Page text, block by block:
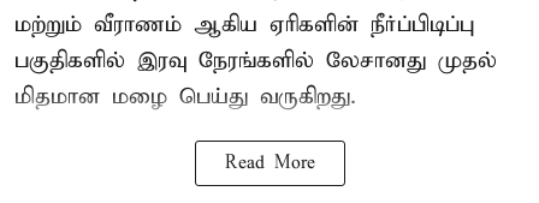
மற்றும் வீராணம் ஆகிய ஏரிகளின் நீர்ப்பிடிப்பு
பகுதிகளில் இரவு நேரங்களில் லேசானது முதல்
மிதமான மழை பெய்து வருகிறது.
Read More